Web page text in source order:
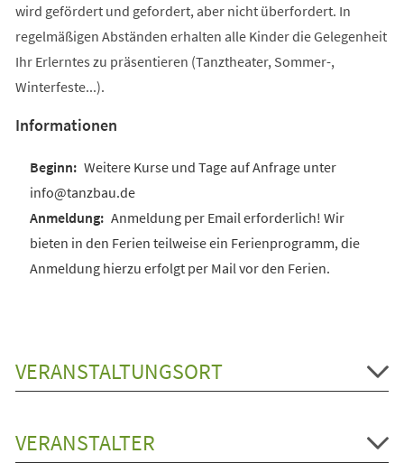
wird gefördert und gefordert, aber nicht überfordert. In
regelmäßigen Abständen erhalten alle Kinder die Gelegenheit
Ihr Erlerntes zu präsentieren (Tanztheater, Sommer-,
Winterfeste...).
Informationen
Weitere Kurse und Tage auf Anfrage unter
info@tanzbau.de
Anmeldung per Email erforderlich! Wir
bieten in den Ferien teilweise ein Ferienprogramm, die
Anmeldung hierzu erfolgt per Mail vor den Ferien.
VERANSTALTUNGSORT
VERANSTALTER